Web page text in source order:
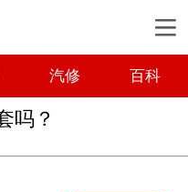
汽修 百科
吗？